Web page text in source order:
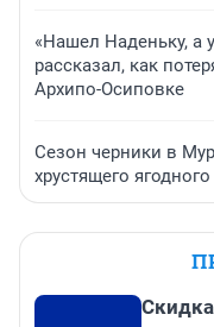
«Нашел Наденьку, а
рассказал, как
Архипо-Осиповке
Сезон черники в
хрустящего